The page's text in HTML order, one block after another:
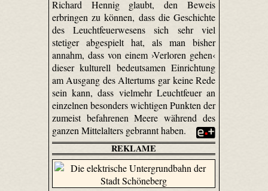
Richard Hennig glaubt, den Beweis
erbringen zu können, dass die Geschichte
des Leuchtfeuerwesens sich sehr viel
stetiger abgespielt hat, als man bisher
annahm, dass von einem ›Verloren gehen‹
dieser kulturell bedeutsamen Einrichtung
am Ausgang des Altertums gar keine Rede
sein kann, dass vielmehr Leuchtfeuer an
einzelnen besonders wichtigen Punkten der
zumeist befahrenen Meere während des
ganzen Mittelalters gebrannt haben.
REKLAME